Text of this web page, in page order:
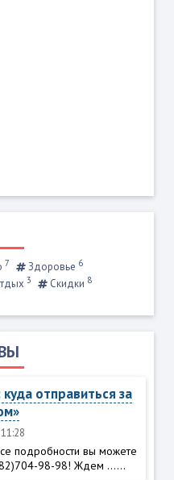
7 Здоровье 6
3 Скидки 8
отправиться за
подробности вы можете
98-98! Ждем ......